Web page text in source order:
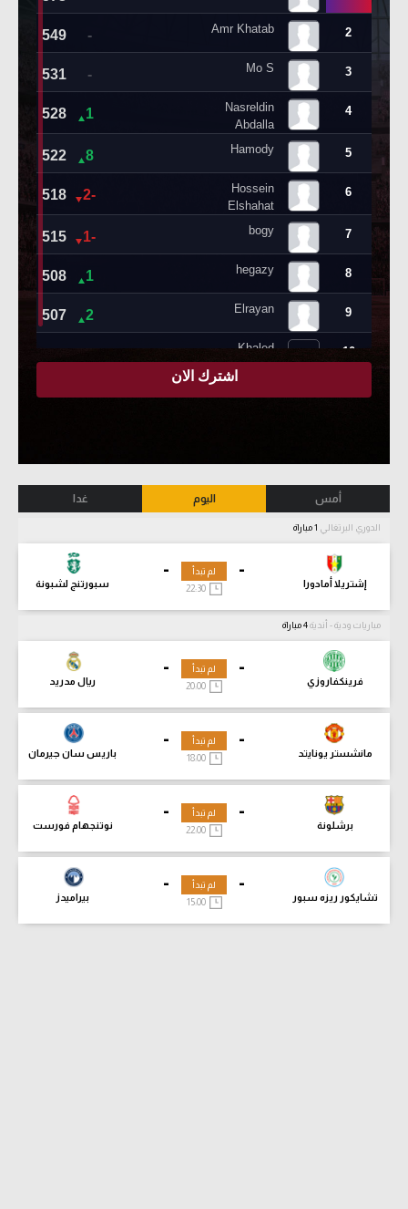
أمس اليوم غدا
الدوري البرتغالي
-
إشتريلا أمادورا
-
سبورتنج لشبونة
لم تبدأ
مباريات ودية - أندية
-
فرينكفاروزي
-
ريال مدريد
لم تبدأ
-
مانشستر يونايتد
-
باريس سان جيرمان
لم تبدأ
18:00
-
برشلونة
-
نوتنجهام فورست
لم تبدأ
-
تشايكور ريزه سبور
-
بيراميدز
لم تبدأ
15:00